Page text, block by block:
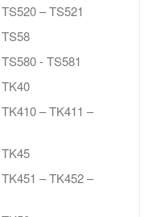
– TS521
- TS581
– TK411 –
– TK452 –